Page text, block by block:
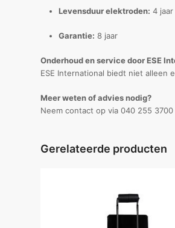
Levensduur elektroden: 4 jaar
Garantie: 8 jaar
Onderhoud en service door ESE
ESE International biedt niet alleen
Meer weten of advies nodig?
Neem contact op via 040 255
Gerelateerde producten